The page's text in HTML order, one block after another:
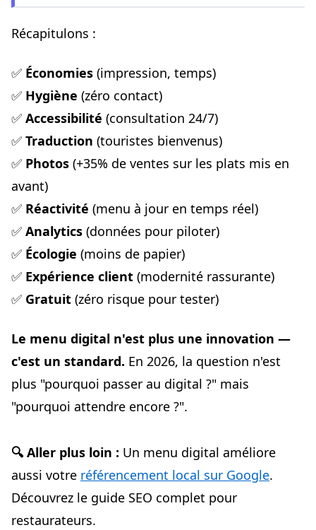
Récapitulons :
✅ Économies (impression, temps)
✅ Hygiène (zéro contact)
✅ Accessibilité (consultation 24/7)
✅ Traduction (touristes bienvenus)
✅ Photos (+35% de ventes sur les plats mis en
avant)
✅ Réactivité (menu à jour en temps réel)
✅ Analytics (données pour piloter)
✅ Écologie (moins de papier)
✅ Expérience client (modernité rassurante)
✅ Gratuit (zéro risque pour tester)
Le menu digital n'est plus une innovation —
c'est un standard. En 2026, la question n'est
plus "pourquoi passer au digital ?" mais
"pourquoi attendre encore ?".
🔍 Aller plus loin : Un menu digital améliore
aussi votre référencement local sur Google.
Découvrez le guide SEO complet pour
restaurateurs.